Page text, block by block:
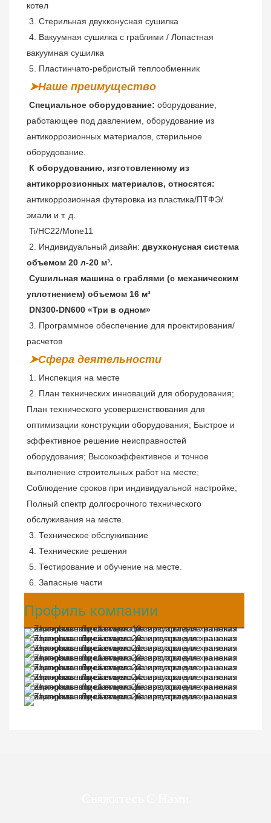
котел
3. Стерильная двухконусная сушилка
вакуумная сушилка
5. Пластинчато-ребристый теплообменник
➤Наше преимущество
Специальное оборудование: оборудование,
работающее под давлением, оборудование из
антикоррозионных материалов, стерильное
оборудование.
К оборудованию, изготовленному из
антикоррозионных материалов, относятся:
антикоррозионная футеровка из пластика/ПТФЭ/
эмали и т. д.
Ti/HC22/Mone11
2. Индивидуальный дизайн: двухконусная система
объемом 20 л-20 м³.
уплотнением) объемом 16 м³
DN300-DN600 «Три в одном»
расчетов
➤Сфера деятельности
1. Инспекция на месте
2. План технических инноваций для оборудования;
План технического усовершенствования для
оптимизации конструкции оборудования; Быстрое и
эффективное решение неисправностей
оборудования; Высокоэффективное и точное
выполнение строительных работ на месте;
Соблюдение сроков при индивидуальной настройке;
Полный спектр долгосрочного технического
обслуживания на месте.
3. Техническое обслуживание
4. Технические решения
5. Тестирование и обучение на месте.
6. Запасные части
Профиль компании